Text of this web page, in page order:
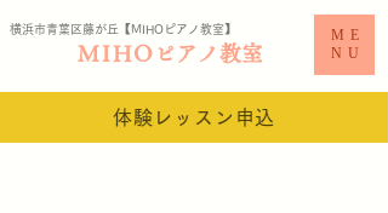
横浜市青葉区藤が丘【MIHO ピアノ教室​】
MIHO ピアノ教室
ME
NU
体験レッスン申込